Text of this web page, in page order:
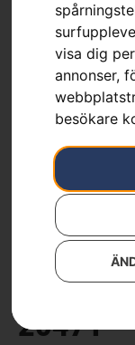
visa dig
annonser,
besökare
»Webbutik»
20471